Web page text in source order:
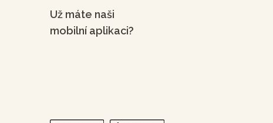
Už máte naši
mobilní aplikaci?